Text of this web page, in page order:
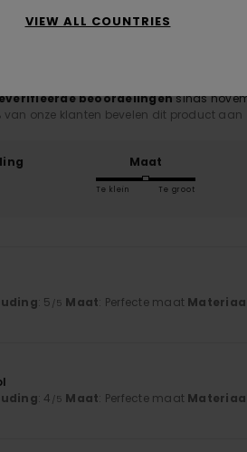
4.5
beoordelingensinds
van onze klanten bevelen dit product aan
Maat
Te klein Te groot
: 5 /5 Maat: Perfecte maat
: 4 /5 Maat: Perfecte maat
VIEW ALL COUNTRIES